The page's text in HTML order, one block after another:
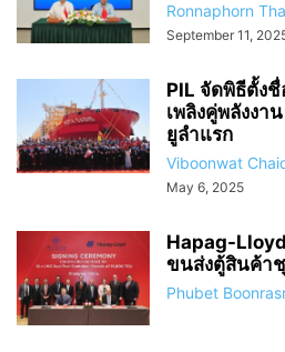
Ronnaphorn
September 11,
PIL จัดพิธีตั้ง
เพลิงคู่พลังงา
ยูลำแรก
Viboonwat
May 6, 2025
Hapag-
ขนส่งตู้สินค้า
Phubet